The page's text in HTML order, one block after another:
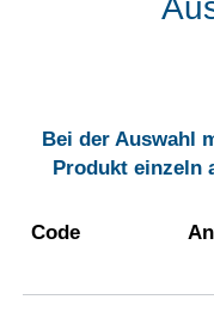
Bei der Auswahl
Produkt einzeln
Code